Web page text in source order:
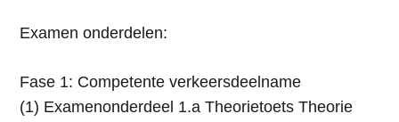
Examen onderdelen:
Fase 1: Competente verkeersdeelname
(1) Examenonderdeel 1.a Theorietoets Theorie